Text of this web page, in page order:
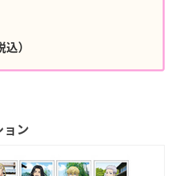
）
ョン